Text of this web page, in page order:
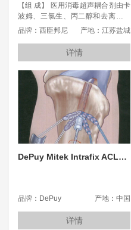
【组 成】 医用消毒超声耦合剂由卡
波姆、三氯生、丙二醇和去离子水
组成，材料符合YY0299-2008标准
本产品为非无菌产品。 【用 途】在
超声诊断和治疗操作中，充填或涂
敷于皮肤—黏膜与探头（或治疗
头）辐射面之间，用于透射声波的
中介媒质。
品牌：西臣邦尼 产地：江苏盐城
详情
DePuy Mitek Intrafix ACL胫骨固定钉
品牌：DePuy 产地：中国
详情